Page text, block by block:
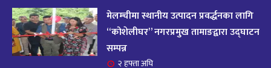
१४ आज २०८२ साल भदौ १६ गते सोमबारको राशिफल
११ महिना अघि
आजको राशिफल : २०८२ भदौ १२ गते बिहीवार, २८
मेलम्चीमा स्थानीय उत्पादन प्रवर्द्धनका लागि
“कोशेलीघर” नगरप्रमुख तामाङद्वारा उद्घाटन
सम्पन्न
२ हफ्ता अघि